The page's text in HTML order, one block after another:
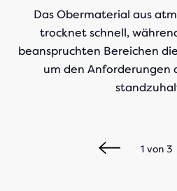
Das Obermaterial aus
trocknet schnell,
beanspruchten Bereichen
um den Anforderungen
1 von 3